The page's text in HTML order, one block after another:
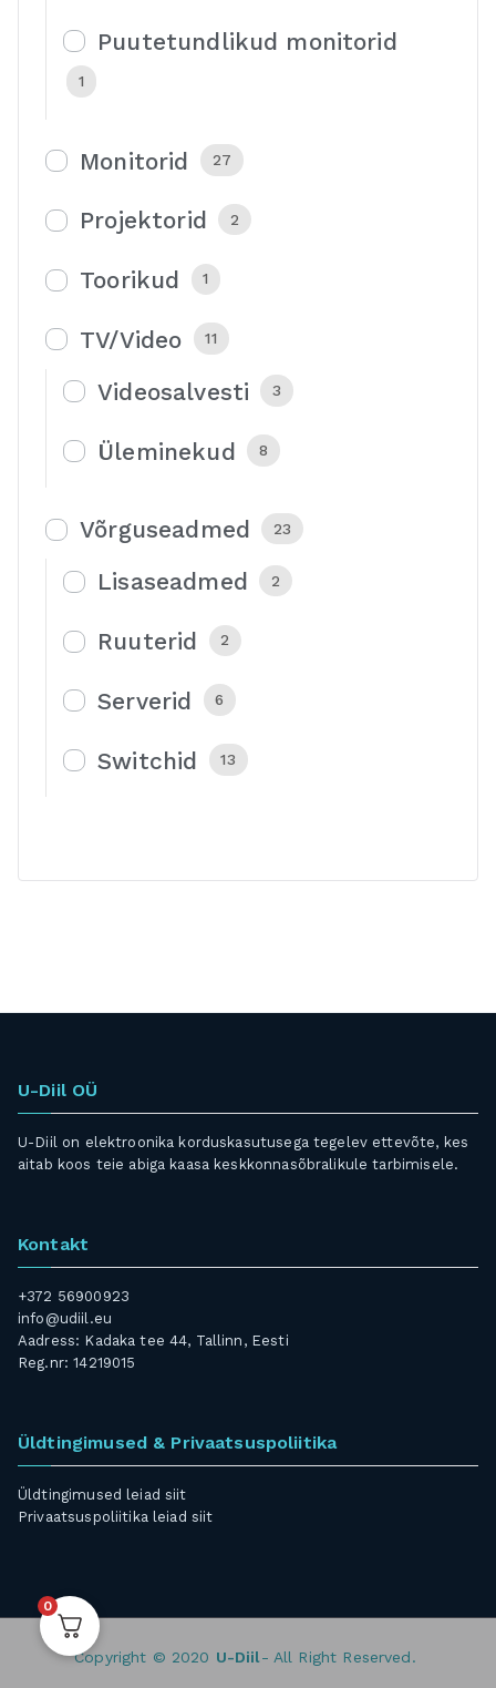
Puutetundlikud monitorid
1
Monitorid 27
Projektorid 2
Toorikud 1
TV/Video 11
Videosalvesti 3
Üleminekud 8
Võrguseadmed 23
Lisaseadmed 2
Ruuterid 2
Serverid 6
Switchid 13
U-Diil OÜ
U-Diil on elektroonika korduskasutusega tegelev ettevõte, kes
aitab koos teie abiga kaasa keskkonnasõbralikule tarbimisele.
Kontakt
+372 56900923
info@udiil.eu
Aadress: Kadaka tee 44, Tallinn, Eesti
Reg.nr: 14219015
Üldtingimused & Privaatsuspoliitika
Üldtingimused leiad siit
Privaatsuspoliitika leiad siit
Copyright © 2020 U-Diil- All Right Reserved.
0